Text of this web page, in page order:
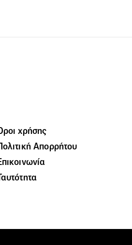
χρήσης
Απορρήτου